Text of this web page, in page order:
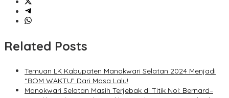
Related Posts
Temuan LK Kabupaten Manokwari Selatan 2024 Menjadi
“BOM WAKTU” Dari Masa Lalu!
Manokwari Selatan Masih Terjebak di Titik Nol: Bernard–